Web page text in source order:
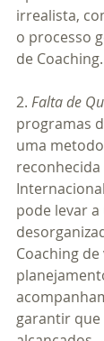
irrealista,
o processo
de Coaching.
2. Falta de
programas
uma
reconhecida
pode levar
Coaching
garantir que